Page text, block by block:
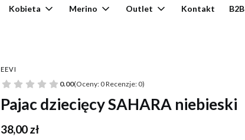
Kobieta Merino Outlet Kontakt B2B
EEVI
0.00(Oceny: 0 Recenzje: 0)
Pajac dziecięcy SAHARA niebieski
Cena
38,00 zł